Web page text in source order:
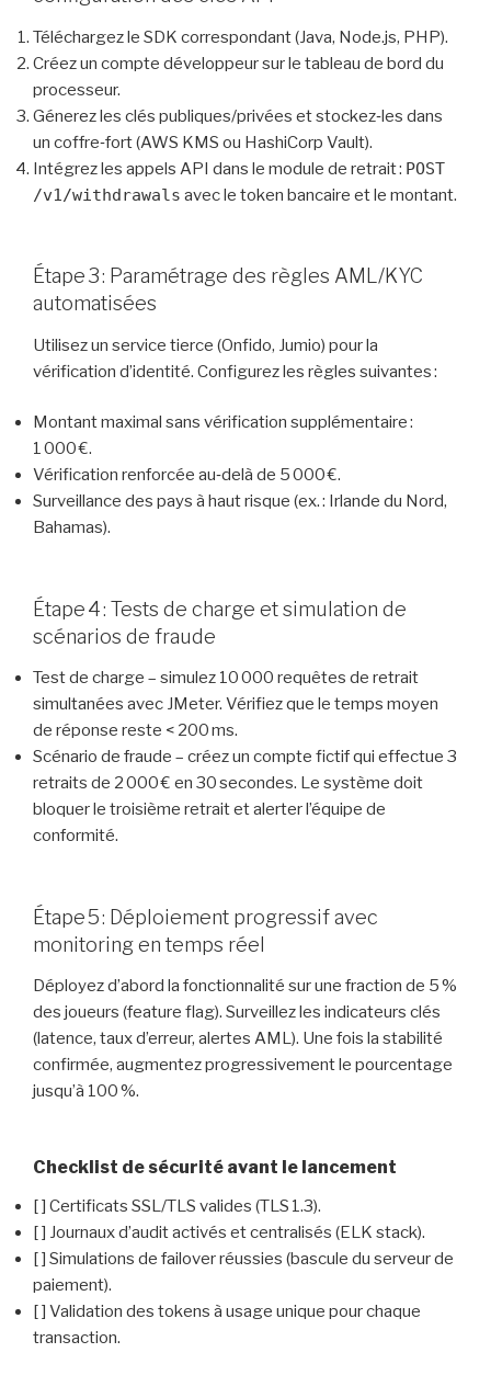
Téléchargez le SDK correspondant (Java, Node.js, PHP).
Créez un compte développeur sur le tableau de bord du
processeur.
Génerez les clés publiques/privées et stockez‑les dans
un coffre‑fort (AWS KMS ou HashiCorp Vault).
Intégrez les appels API dans le module de retrait : POST
/v1/withdrawals avec le token bancaire et le montant.
Étape 3 : Paramétrage des règles AML/KYC
automatisées
Utilisez un service tierce (Onfido, Jumio) pour la
vérification d’identité. Configurez les règles suivantes :
Montant maximal sans vérification supplémentaire :
1 000 €.
Vérification renforcée au‑delà de 5 000 €.
Surveillance des pays à haut risque (ex. : Irlande du Nord,
Bahamas).
Étape 4 : Tests de charge et simulation de
scénarios de fraude
Test de charge – simulez 10 000 requêtes de retrait
simultanées avec JMeter. Vérifiez que le temps moyen
de réponse reste < 200 ms.
Scénario de fraude – créez un compte fictif qui effectue 3
retraits de 2 000 € en 30 secondes. Le système doit
bloquer le troisième retrait et alerter l’équipe de
conformité.
Étape 5 : Déploiement progressif avec
monitoring en temps réel
Déployez d’abord la fonctionnalité sur une fraction de 5 %
des joueurs (feature flag). Surveillez les indicateurs clés
(latence, taux d’erreur, alertes AML). Une fois la stabilité
confirmée, augmentez progressivement le pourcentage
jusqu’à 100 %.
Checklist de sécurité avant le lancement
[ ] Certificats SSL/TLS valides (TLS 1.3).
[ ] Journaux d’audit activés et centralisés (ELK stack).
[ ] Simulations de failover réussies (bascule du serveur de
paiement).
[ ] Validation des tokens à usage unique pour chaque
transaction.